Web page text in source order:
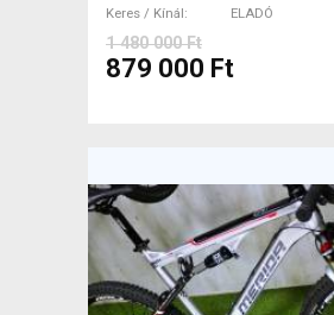
Keres / Kínál ELADÓ
1 480 000 Ft
879 000 Ft